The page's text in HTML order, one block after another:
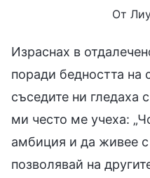
От
Израснах в
поради бедността на
съседите ни гледаха
ми често ме учеха:
амбиция и да живее
позволявай на